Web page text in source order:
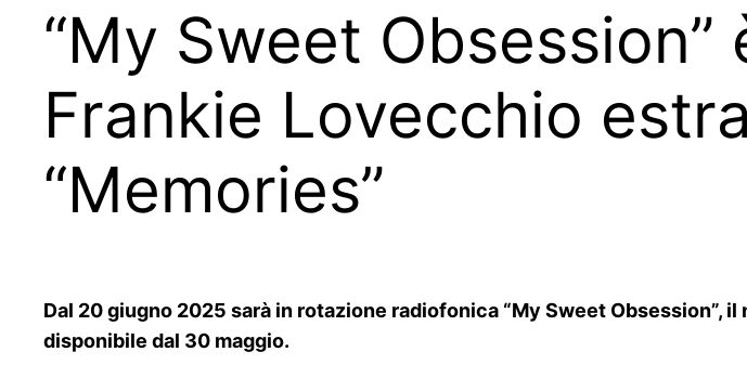
“My Sweet
Frankie Lovecchio
“Memories”
Dal 20 giugno 2025 sarà in rotazione radiofonica “My Sweet Obsession”,
disponibile dal 30 maggio.